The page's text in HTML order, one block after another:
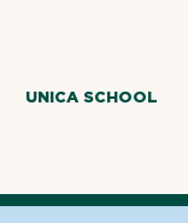
UNICA SCHOOL